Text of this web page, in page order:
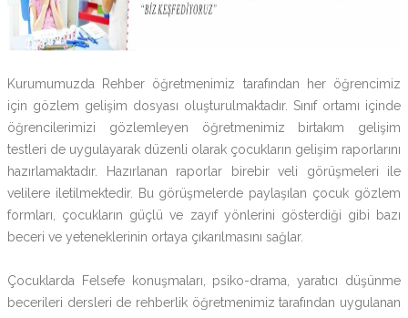
Kurumumuzda Rehber öğretmenimiz tarafından her öğrencimiz
için gözlem gelişim dosyası oluşturulmaktadır. Sınıf ortamı içinde
öğrencilerimizi gözlemleyen öğretmenimiz birtakım gelişim
testleri de uygulayarak düzenli olarak çocukların gelişim raporlarını
hazırlamaktadır. Hazırlanan raporlar birebir veli görüşmeleri ile
velilere iletilmektedir. Bu görüşmelerde paylaşılan çocuk gözlem
formları, çocukların güçlü ve zayıf yönlerini gösterdiği gibi bazı
beceri ve yeteneklerinin ortaya çıkarılmasını sağlar.
Çocuklarda Felsefe konuşmaları, psiko-drama, yaratıcı düşünme
becerileri dersleri de rehberlik öğretmenimiz tarafından uygulanan